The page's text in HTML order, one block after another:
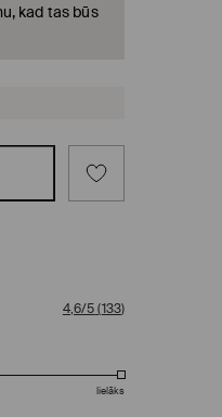
kad tas būs
4,6/5(133)
lielāks